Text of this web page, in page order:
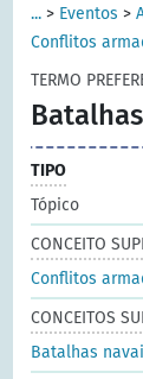
... > Eventos >
Conflitos
TERMO
Batalhas
TIPO
Tópico
CONCEITO
Conflitos
CONCEITOS
Batalhas